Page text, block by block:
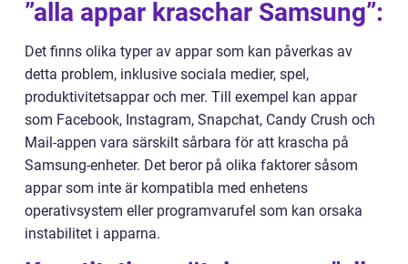
”alla appar kraschar Samsung”:
Det finns olika typer av appar som kan påverkas av
detta problem, inklusive sociala medier, spel,
produktivitetsappar och mer. Till exempel kan appar
som Facebook, Instagram, Snapchat, Candy Crush och
Mail-appen vara särskilt sårbara för att krascha på
Samsung-enheter. Det beror på olika faktorer såsom
appar som inte är kompatibla med enhetens
operativsystem eller programvarufel som kan orsaka
instabilitet i apparna.